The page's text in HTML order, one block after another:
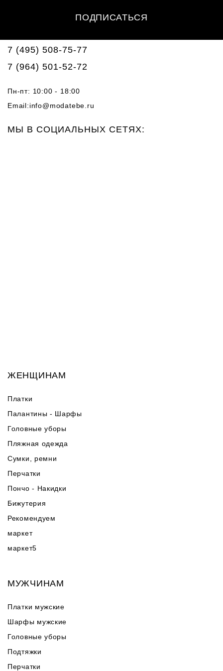
ПОДПИСАТЬСЯ
7 (495) 508-75-77
7 (964) 501-52-72
Пн-пт: 10:00 - 18:00
Email:info@modatebe.ru
МЫ В СОЦИАЛЬНЫХ СЕТЯХ:
ЖЕНЩИНАМ
Платки
Палантины - Шарфы
Головные уборы
Пляжная одежда
Сумки, ремни
Перчатки
Пончо - Накидки
Бижутерия
Рекомендуем
маркет
маркет5
МУЖЧИНАМ
Платки мужские
Шарфы мужские
Головные уборы
Подтяжки
Перчатки